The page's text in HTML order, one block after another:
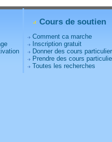
Cours de soutien
Comment ca marche
Inscription gratuit
Donner des cours
Prendre des cours
Toutes les recherches